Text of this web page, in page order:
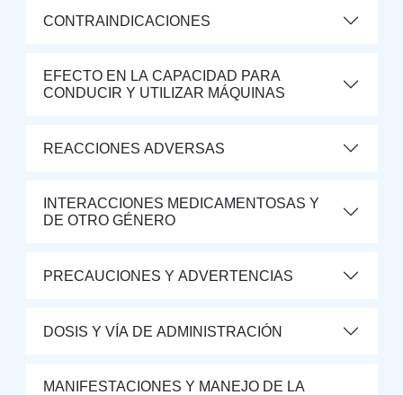
CONTRAINDICACIONES
EFECTO EN LA CAPACIDAD PARA
CONDUCIR Y UTILIZAR MÁQUINAS
REACCIONES ADVERSAS
INTERACCIONES MEDICAMENTOSAS Y
DE OTRO GÉNERO
PRECAUCIONES Y ADVERTENCIAS
DOSIS Y VÍA DE ADMINISTRACIÓN
MANIFESTACIONES Y MANEJO DE LA